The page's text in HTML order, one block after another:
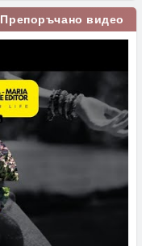
Препоръчано видео